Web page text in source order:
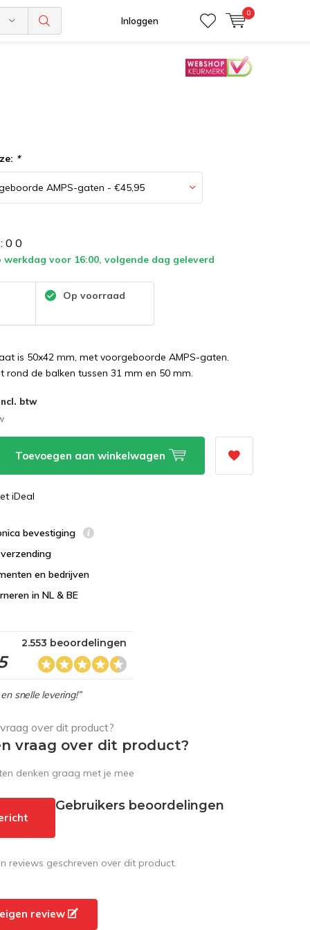
Inloggen
0
*
:0 0
voor 16:00, volgende dag geleverd
Op voorraad
is 50x42 mm, met voorgeboorde AMPS-gaten.
rond de balken tussen 31 mm en 50 mm.
btw
Toevoegen aan winkelwagen
iDeal
bevestiging
en bedrijven
in NL & BE
2.553 beoordelingen
snelle levering!”
vraag over dit product?
denken graag met je mee
Gebruikers beoordelingen
reviews geschreven over dit product.
review